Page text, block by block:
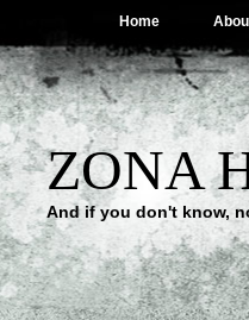
Home
ZONA
And if you don't know,